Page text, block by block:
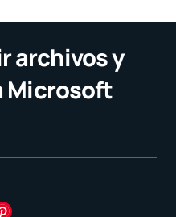
archivos y
Microsoft